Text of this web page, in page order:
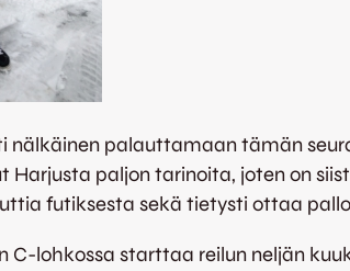
nälkäinen palauttamaan tämän
Harjusta paljon tarinoita, joten on
futiksesta sekä tietysti ottaa
C-lohkossa starttaa reilun neljän